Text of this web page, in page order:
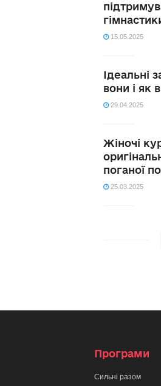
15.05.2025
Ідеальні
вони і як
29.04.2025
Жіночі
поганої
25.03.2025
Програми
Сильні разом